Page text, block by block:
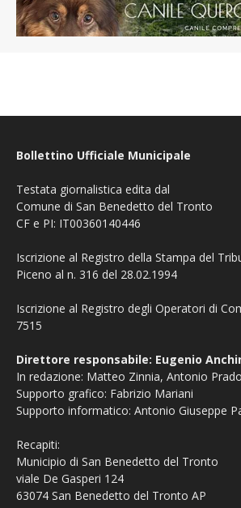
Bollettino Ufficiale Municipale
Testata giornalistica edita dal
Comune di San Benedetto del Tronto
CF e PI: IT00360140446
Iscrizione al Registro della Stampa del
Piceno al n. 316 del 28.02.1994
Iscrizione al Registro degli Operatori di
7515
Direttore responsabile: Eugenio
In redazione: Matteo Zinnia, Antonio Prado
Supporto grafico: Fabrizio Mariani
Supporto informatico: Antonio Giuseppe
Recapiti:
Municipio di San Benedetto del Tronto
viale De Gasperi 124
63074 San Benedetto del Tronto AP